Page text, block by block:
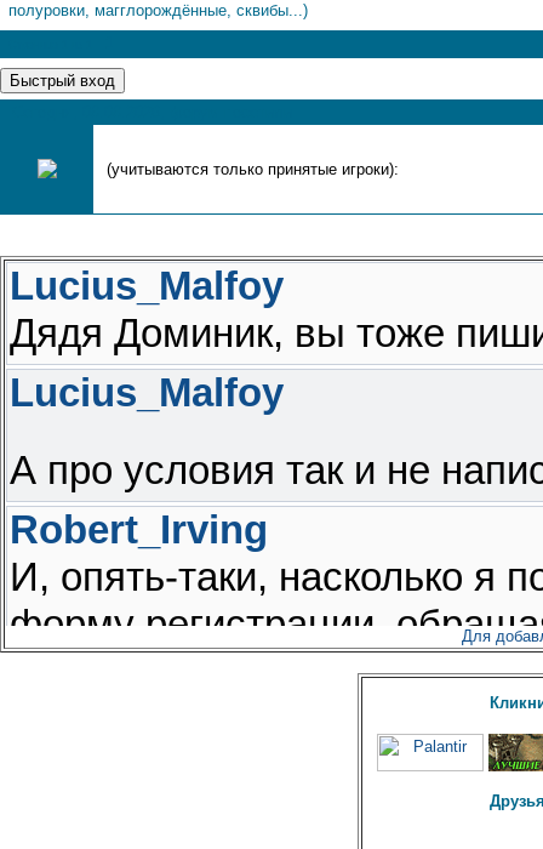
полуровки, магглорождённые, сквибы...)
(учитываются только принятые игроки):
Для